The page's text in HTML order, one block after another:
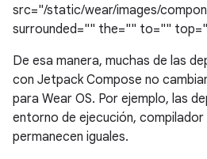
src="/static/wear/images/
surrounded="" the="" to=""
De esa manera, muchas de las
con Jetpack Compose no
para Wear OS. Por ejemplo, las
entorno de ejecución, compilador
permanecen iguales.